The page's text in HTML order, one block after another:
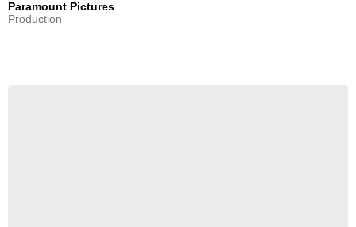
Paramount Pictures
Production